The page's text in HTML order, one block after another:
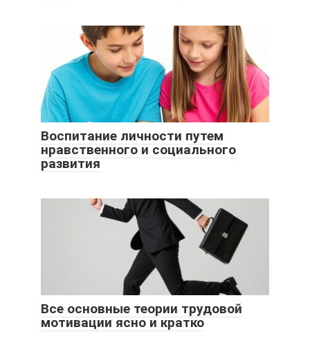
Воспитание личности путем
нравственного и социального
развития
Все основные теории трудовой
мотивации ясно и кратко